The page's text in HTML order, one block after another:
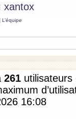
xantox
L’équipe
261
16:08